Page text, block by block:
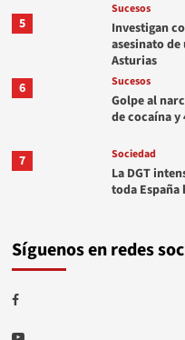
5
Sucesos
Investigan
asesinato de
Asturias
6
Sucesos
Golpe al
de cocaína y
7 Sociedad
La DGT
toda España
Síguenos en redes
Facebook
Youtube